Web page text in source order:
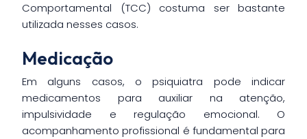
Comportamental (TCC) costuma ser bastante
utilizada nesses casos.
Medicação
Em alguns casos, o psiquiatra pode indicar
medicamentos para auxiliar na atenção,
impulsividade e regulação emocional. O
acompanhamento profissional é fundamental para